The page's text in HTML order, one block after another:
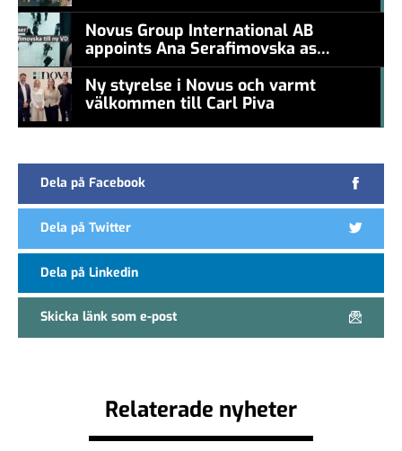
Novus Group International AB
appoints Ana Serafimovska as
new CEO
Ny styrelse i Novus och varmt
välkommen till Carl Piva
Dela på Facebook
Dela på Twitter
Dela på Linkedin
Skicka länk som e-post
Relaterade nyheter